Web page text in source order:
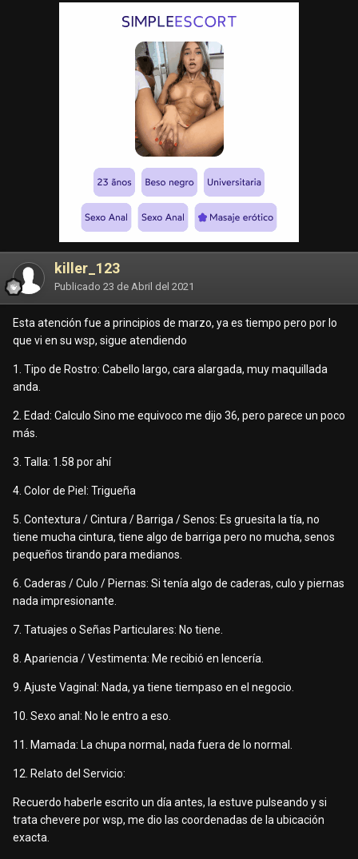
killer_123
Publicado 23 de Abril del 2021
Esta atención fue a principios de marzo, ya es tiempo pero por lo
que vi en su wsp, sigue atendiendo
1. Tipo de Rostro: Cabello largo, cara alargada, muy maquillada
anda.
2. Edad: Calculo Sino me equivoco me dijo 36, pero parece un poco
más.
3. Talla: 1.58 por ahí
4. Color de Piel: Trigueña
5. Contextura / Cintura / Barriga / Senos: Es gruesita la tía, no
tiene mucha cintura, tiene algo de barriga pero no mucha, senos
pequeños tirando para medianos.
6. Caderas / Culo / Piernas: Si tenía algo de caderas, culo y piernas
nada impresionante.
7. Tatuajes o Señas Particulares: No tiene.
8. Apariencia / Vestimenta: Me recibió en lencería.
9. Ajuste Vaginal: Nada, ya tiene tiempaso en el negocio.
10. Sexo anal: No le entro a eso.
11. Mamada: La chupa normal, nada fuera de lo normal.
12. Relato del Servicio:
Recuerdo haberle escrito un día antes, la estuve pulseando y si
trata chevere por wsp, me dio las coordenadas de la ubicación
exacta.